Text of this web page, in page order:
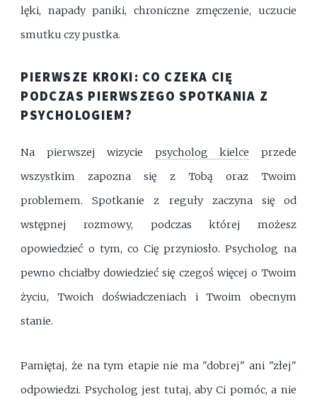
lęki, napady paniki, chroniczne zmęczenie, uczucie
smutku czy pustka.
PIERWSZE KROKI: CO CZEKA CIĘ
PODCZAS PIERWSZEGO SPOTKANIA Z
PSYCHOLOGIEM?
Na pierwszej wizycie psycholog kielce przede
wszystkim zapozna się z Tobą oraz Twoim
problemem. Spotkanie z reguły zaczyna się od
wstępnej rozmowy, podczas której możesz
opowiedzieć o tym, co Cię przyniosło. Psycholog na
pewno chciałby dowiedzieć się czegoś więcej o Twoim
życiu, Twoich doświadczeniach i Twoim obecnym
stanie.
Pamiętaj, że na tym etapie nie ma "dobrej" ani "złej"
odpowiedzi. Psycholog jest tutaj, aby Ci pomóc, a nie